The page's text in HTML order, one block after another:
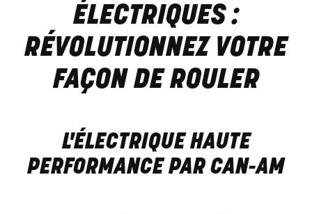
ÉLECTRIQUES :
RÉVOLUTIONNEZ VOTRE
FAÇON DE ROULER
L'ÉLECTRIQUE HAUTE
PERFORMANCE PAR CAN-AM